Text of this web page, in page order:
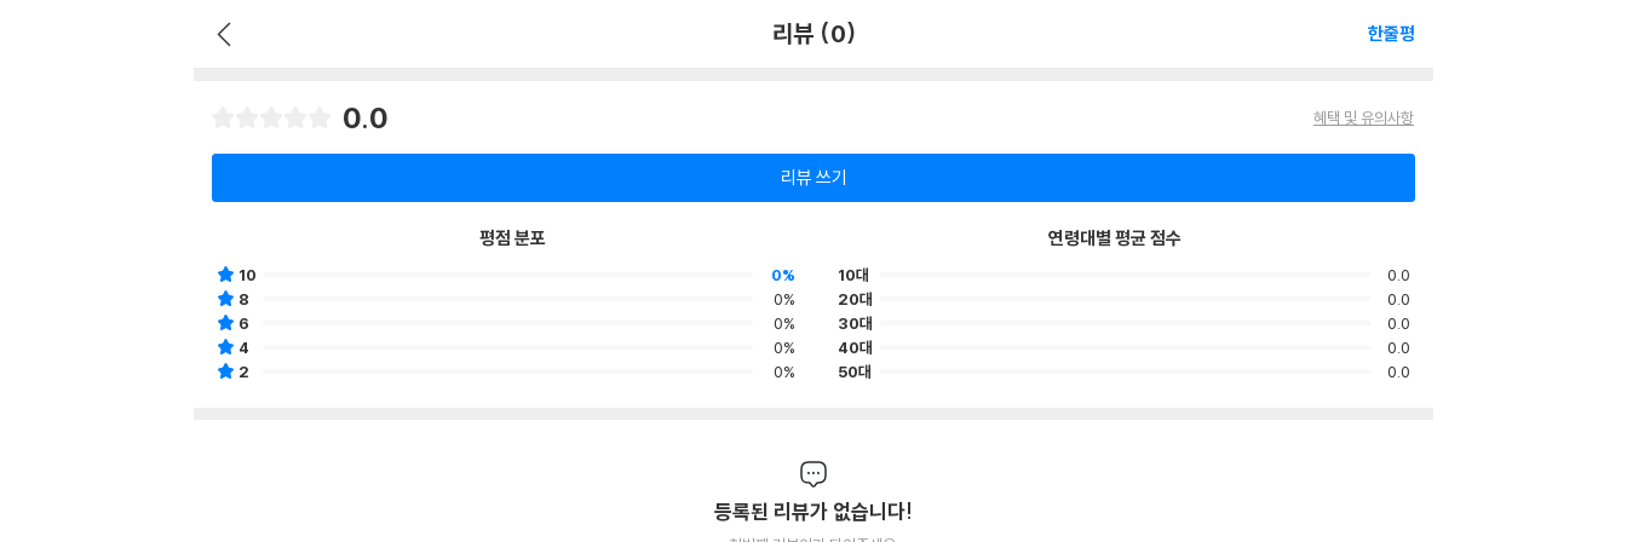
리뷰 (0) 한줄평
0.0 혜택 및 유의사항
리뷰 쓰기
평점 분포
10
0%
8
0%
6
0%
4
0%
2
0%
연령대별 평균 점수
10대
0.0
20대
0.0
30대
0.0
40대
0.0
50대
0.0
등록된 리뷰가 없습니다!